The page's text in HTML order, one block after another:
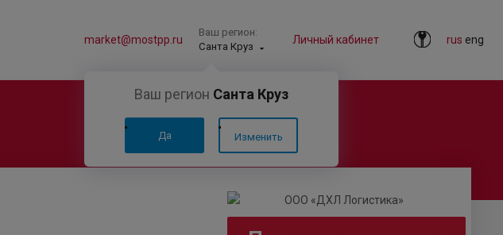
rus eng
Личный кабинет
Ваш регион:
Санта Круз
Ваш регион Санта Круз
Да Изменить
market@mostpp.ru